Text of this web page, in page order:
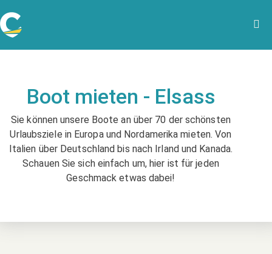
Boot mieten - Elsass
Sie können unsere Boote an über 70 der schönsten
Urlaubsziele in Europa und Nordamerika mieten. Von
Italien über Deutschland bis nach Irland und Kanada.
Schauen Sie sich einfach um, hier ist für jeden
Geschmack etwas dabei!